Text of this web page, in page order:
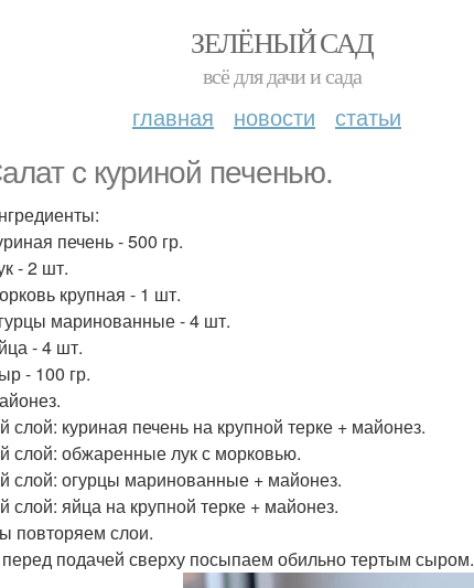
ЗЕЛЁНЫЙ САД
всё для дачи и сада
главная новости статьи
с куриной печенью.
печень - 500 гр.
- 2 шт.
крупная - 1 шт.
маринованные - 4 шт.
- 4 шт.
- 100 гр.
слой: куриная печень на крупной терке + майонез.
слой: обжаренные лук с морковью.
слой: огурцы маринованные + майонез.
слой: яйца на крупной терке + майонез.
повторяем слои.
подачей сверху посыпаем обильно тертым сыром.